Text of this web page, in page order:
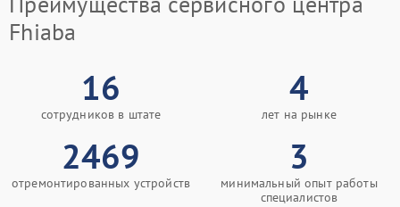
Fhiaba
16
сотрудников в штате
4
лет на рынке
2469
отремонтированных устройств
3
минимальный опыт работы
специалистов